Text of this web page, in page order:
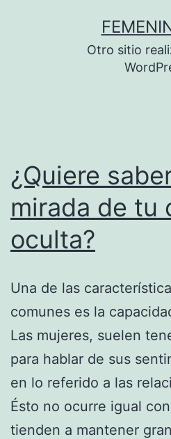
Otro sitio
¿Quiere
mirada de tu
oculta?
Una de las
comunes es la
Las mujeres, suelen
para hablar de sus
en lo referido a las
Ésto no ocurre igual
tienden a mantener